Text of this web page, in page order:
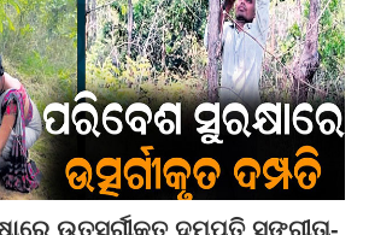
ଉତ୍ସର୍ଗୀକୃତ ଦମ୍ପତି ସଙ୍ଗୀତା-